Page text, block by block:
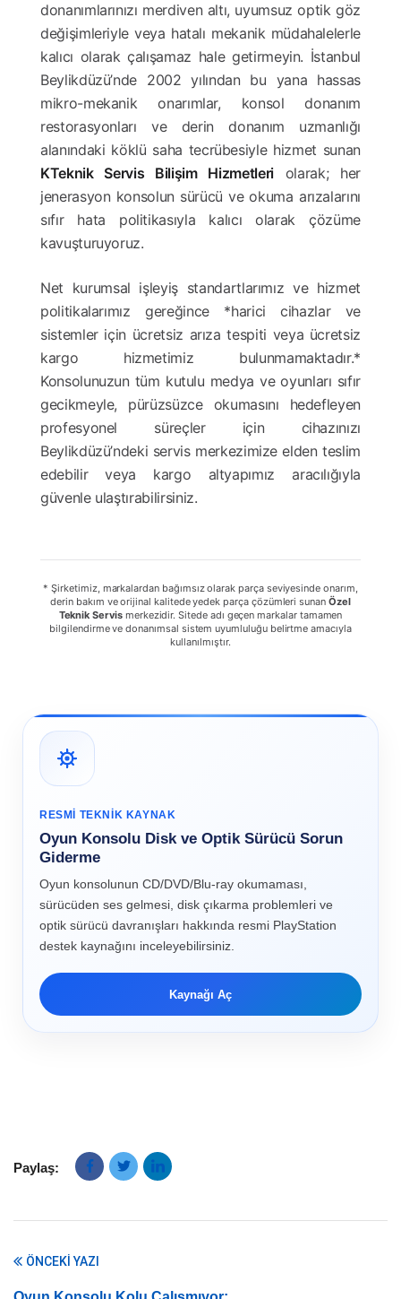
donanımlarınızı merdiven altı, uyumsuz optik göz
değişimleriyle veya hatalı mekanik müdahalelerle
kalıcı olarak çalışamaz hale getirmeyin. İstanbul
Beylikdüzü’nde 2002 yılından bu yana hassas
mikro-mekanik onarımlar, konsol donanım
restorasyonları ve derin donanım uzmanlığı
alanındaki köklü saha tecrübesiyle hizmet sunan
KTeknik Servis Bilişim Hizmetleriolarak; her
jenerasyon konsolun sürücü ve okuma arızalarını
sıfır hata politikasıyla kalıcı olarak çözüme
kavuşturuyoruz.
Net kurumsal işleyiş standartlarımız ve hizmet
politikalarımız gereğince *harici cihazlar ve
sistemler için ücretsiz arıza tespiti veya ücretsiz
kargo hizmetimiz bulunmamaktadır.*
Konsolunuzun tüm kutulu medya ve oyunları sıfır
gecikmeyle, pürüzsüzce okumasını hedefleyen
profesyonel süreçler için cihazınızı
Beylikdüzü’ndeki servis merkezimize elden teslim
edebilir veya kargo altyapımız aracılığıyla
güvenle ulaştırabilirsiniz.
* Şirketimiz, markalardan bağımsız olarak parça seviyesinde onarım,
derin bakım ve orijinal kalitede yedek parça çözümleri sunan Özel
Teknik Servismerkezidir. Sitede adı geçen markalar tamamen
bilgilendirme ve donanımsal sistem uyumluluğu belirtme amacıyla
kullanılmıştır.
RESMI TEKNIK KAYNAK
Oyun Konsolu Disk ve Optik Sürücü Sorun
Giderme
Oyun konsolunun CD/DVD/Blu-ray okumaması,
sürücüden ses gelmesi, disk çıkarma problemleri ve
optik sürücü davranışları hakkında resmi PlayStation
destek kaynağını inceleyebilirsiniz.
Kaynağı Aç
Paylaş:
ÖNCEKI YAZI